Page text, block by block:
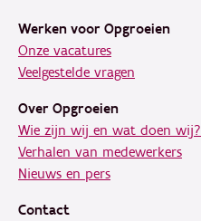
Werken voor Opgroeien
Onze vacatures
Veelgestelde vragen
Over Opgroeien
Wie zijn wij en wat doen wij?
Verhalen van medewerkers
Nieuws en pers
Contact